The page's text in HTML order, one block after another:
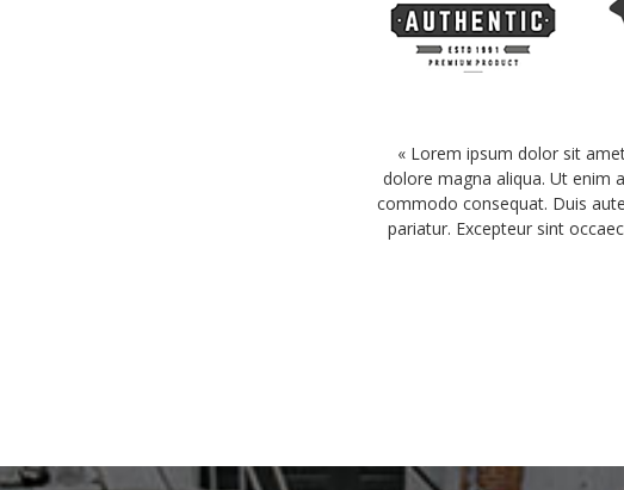
« Lorem ipsum dolor sit
dolore magna aliqua. Ut enim
commodo consequat. Duis
pariatur. Excepteur sint